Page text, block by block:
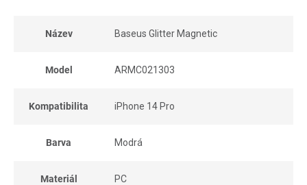
Název Baseus Glitter Magnetic
Model ARMC021303
Kompatibilita iPhone 14 Pro
Barva Modrá
Materiál PC